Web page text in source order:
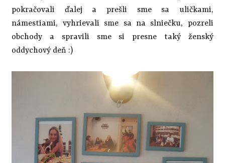
pokračovali ďalej a prešli sme sa uličkami,
námestiami, vyhrievali sme sa na slniečku, pozreli
obchody a spravili sme si presne taký ženský
oddychový deň :)